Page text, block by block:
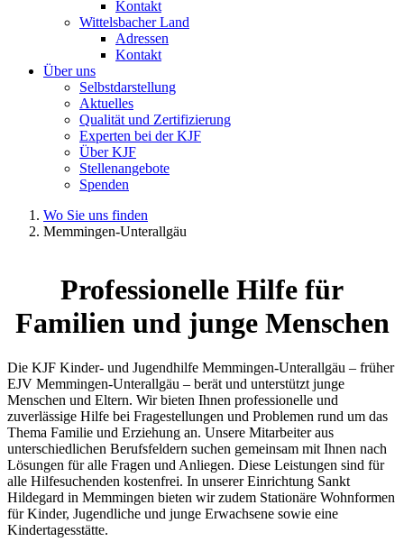
Kontakt
Wittelsbacher Land
Adressen
Kontakt
Über uns
Selbstdarstellung
Aktuelles
Qualität und Zertifizierung
Experten bei der KJF
Über KJF
Stellenangebote
Spenden
Wo Sie uns finden
Memmingen-Unterallgäu
Professionelle Hilfe für
Familien und junge Menschen
Die KJF Kinder- und Jugendhilfe Memmingen-Unterallgäu – früher
EJV Memmingen-Unterallgäu – berät und unterstützt junge
Menschen und Eltern. Wir bieten Ihnen professionelle und
zuverlässige Hilfe bei Fragestellungen und Problemen rund um das
Thema Familie und Erziehung an. Unsere Mitarbeiter aus
unterschiedlichen Berufsfeldern suchen gemeinsam mit Ihnen nach
Lösungen für alle Fragen und Anliegen. Diese Leistungen sind für
alle Hilfesuchenden kostenfrei. In unserer Einrichtung Sankt
Hildegard in Memmingen bieten wir zudem Stationäre Wohnformen
für Kinder, Jugendliche und junge Erwachsene sowie eine
Kindertagesstätte.